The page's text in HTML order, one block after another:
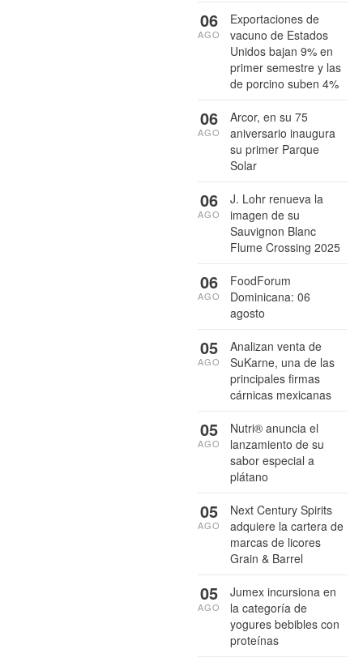
Exportaciones de
vacuno de Estados
Unidos bajan 9% en
primer semestre y las
de porcino suben 4%
06
AGO
Arcor, en su 75
aniversario inaugura
su primer Parque
Solar
06
AGO
J. Lohr renueva la
imagen de su
Sauvignon Blanc
Flume Crossing 2025
06
AGO
FoodForum
Dominicana: 06
agosto
06
AGO
Analizan venta de
SuKarne, una de las
principales firmas
cárnicas mexicanas
05
AGO
Nutri® anuncia el
lanzamiento de su
sabor especial a
plátano
05
AGO
Next Century Spirits
adquiere la cartera de
marcas de licores
Grain & Barrel
05
AGO
Jumex incursiona en
la categoría de
yogures bebibles con
proteínas
05
AGO